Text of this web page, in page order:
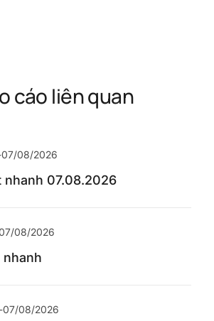
cáo liên quan
07/08/2026
nhanh 07.08.2026
08/2026
nhanh
-07/08/2026